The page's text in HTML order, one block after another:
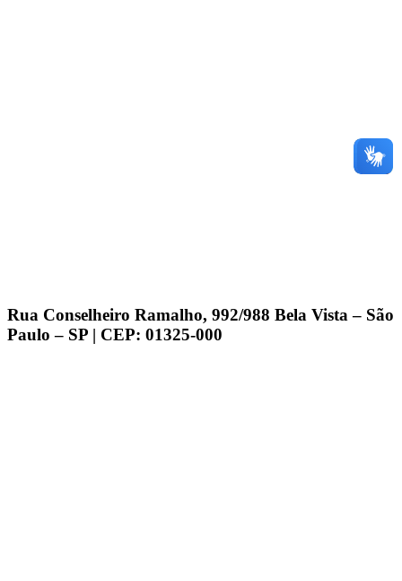
Rua Conselheiro Ramalho, 992/988 Bela Vista – São
Paulo – SP | CEP: 01325-000